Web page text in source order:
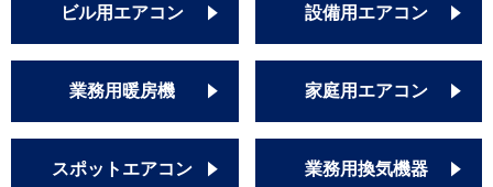
ビル用エアコン 設備用エアコン
業務用暖房機 家庭用エアコン
スポットエアコン 業務用換気機器